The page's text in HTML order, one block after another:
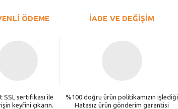
ÖDEME
SSL sertifikası ile
keyfini çıkarın.
İADE VE DEĞİŞİM
%100 doğru ürün politikamızın işlediği
Hatasız ürün gönderim garantisi